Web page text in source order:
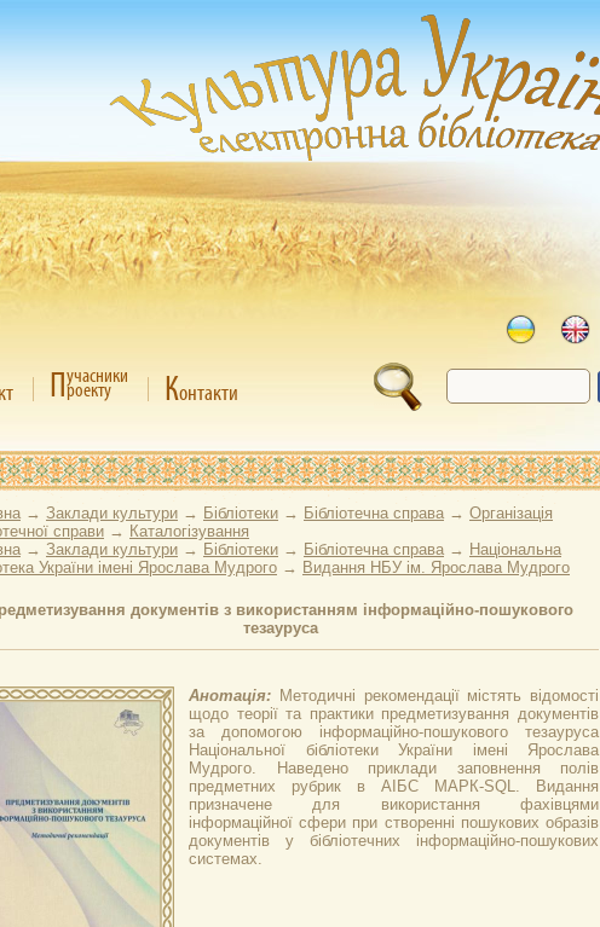
Пучасники
роекту Контакти
→ Заклади культури → Бібліотеки → Бібліотечна справа → Організація
справи → Каталогізування
→ Заклади культури → Бібліотеки → Бібліотечна справа → Національна
України імені Ярослава Мудрого → Видання НБУ ім. Ярослава Мудрого
документів з використанням інформаційно-пошукового
тезауруса
Анотація: Методичні рекомендації містять відомості
щодо теорії та практики предметизування документів
за допомогою інформаційно-пошукового тезауруса
Національної бібліотеки України імені Ярослава
Мудрого. Наведено приклади заповнення полів
предметних рубрик в АІБС МАРК-SQL. Видання
призначене для використання фахівцями
інформаційної сфери при створенні пошукових образів
документів у бібліотечних інформаційно-пошукових
системах.